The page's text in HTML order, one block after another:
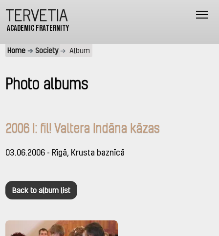
Academic fraternity
TERVETIA
Home Society Album
Photo albums
2006 I: fil! Valtera Indāna kāzas
03.06.2006 - Rīgā, Krusta baznīcā
Back to album list